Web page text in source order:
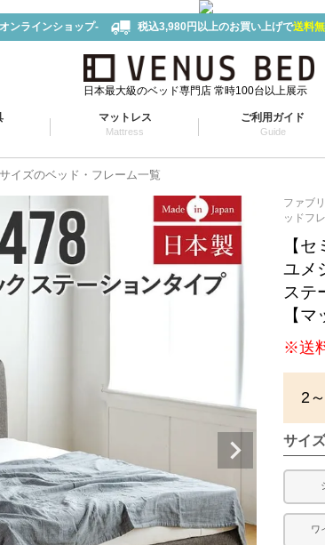
ンラインショップ- 税込3,980円以上のお買い上げで送料
日本最大級のベッド専門店 常時100台以上展示
マットレス
Mattress
ご利用ガイド
Guide
イズのベッド・フレーム一覧
ファブ
ッドフ
【セ
ユメ
ステ
【
※送
2
サイ
ワ